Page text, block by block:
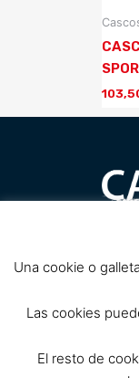
Una cookie o
Las cookies
El resto de